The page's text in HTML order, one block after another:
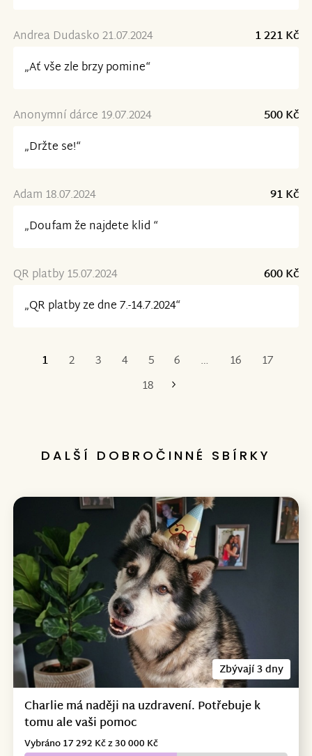
Andrea Dudasko 21.07.2024
1 221 Kč
„Ať vše zle brzy pomine“
Anonymní dárce 19.07.2024
500 Kč
„Držte se!“
Adam 18.07.2024
91 Kč
„Doufam že najdete klid “
QR platby 15.07.2024
600 Kč
„QR platby ze dne 7.-14.7.2024“
1 2 3 4 5 6 … 16
17
18
Poslední
DALŠÍ DOBROČINNÉ SBÍRKY
Zbývají 3 dny
Charlie má naději na uzdravení. Potřebuje k
tomu ale vaši pomoc
Vybráno 17 292 Kč z 30 000 Kč